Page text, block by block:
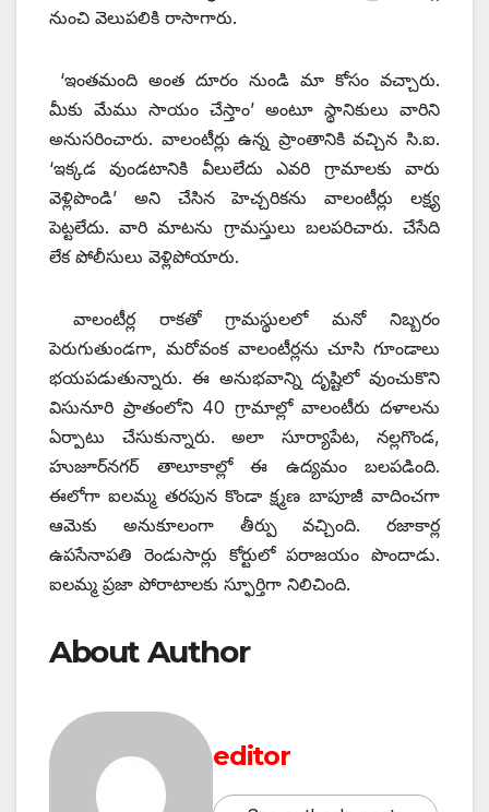
నుంచి వెలుపలికి రాసాగారు.
‘ఇంతమంది అంత దూరం నుండి మా కోసం వచ్చారు.
మీకు మేము సాయం చేస్తాం’ అంటూ స్థానికులు వారిని
అనుసరించారు. వాలంటీర్లు ఉన్న ప్రాంతానికి వచ్చిన సి.ఐ.
‘ఇక్కడ వుండటానికి వీలులేదు ఎవరి గ్రామాలకు వారు
వెళ్లిపొండి’ అని చేసిన హెచ్చరికను వాలంటీర్లు లక్ష్య
పెట్టలేదు. వారి మాటను గ్రామస్తులు బలపరిచారు. చేసేది
లేక పోలీసులు వెళ్లిపోయారు.
వాలంటీర్ల రాకతో గ్రామస్థులలో మనో నిబ్బరం
పెరుగుతుండగా, మరోవంక వాలంటీర్లను చూసి గూండాలు
భయపడుతున్నారు. ఈ అనుభవాన్ని దృష్టిలో వుంచుకొని
విసునూరి ప్రాతంలోని 40 గ్రామాల్లో వాలంటీరు దళాలను
ఏర్పాటు చేసుకున్నారు. అలా సూర్యాపేట, నల్లగొండ,
హుజూర్‌నగర్‌ ‌తాలూకాల్లో ఈ ఉద్యమం బలపడింది.
ఈలోగా ఐలమ్మ తరపున కొండా క్ష్మణ బాపూజీ వాదించగా
ఆమెకు అనుకూలంగా తీర్పు వచ్చింది. రజాకార్ల
ఉపసేనాపతి రెండుసార్లు కోర్టులో పరాజయం పొందాడు.
ఐలమ్మ ప్రజా పోరాటాలకు స్ఫూర్తిగా నిలిచింది.
About Author
editor